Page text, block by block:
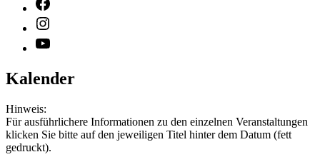
Kalender
Hinweis:
Für ausführlichere Informationen zu den einzelnen Veranstaltungen
klicken Sie bitte auf den jeweiligen Titel hinter dem Datum (fett
gedruckt).